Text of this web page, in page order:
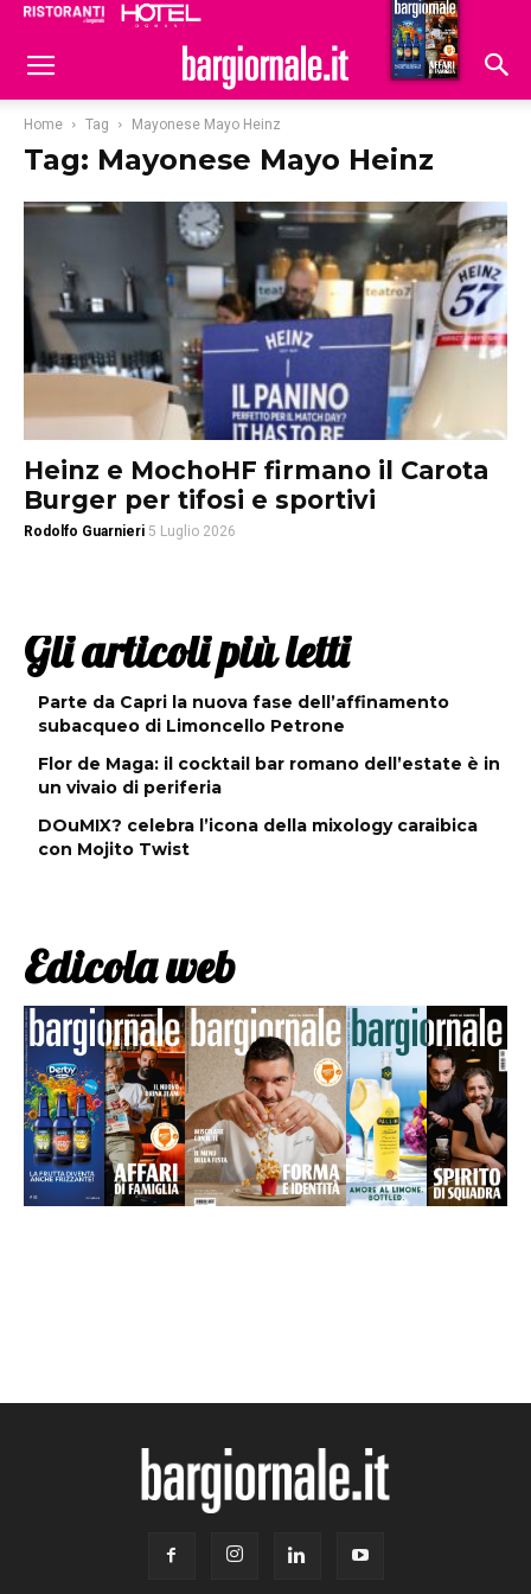
Hoteldomani
Home Tag Mayonese Mayo Heinz
Tag: Mayonese Mayo Heinz
Heinz e MochoHF firmano il Carota
Burger per tifosi e sportivi
Rodolfo Guarnieri 5 Luglio 2026
Gli articoli più letti
Parte da Capri la nuova fase dell’affinamento
subacqueo di Limoncello Petrone
Flor de Maga: il cocktail bar romano dell’estate è in
un vivaio di periferia
DOuMIX? celebra l’icona della mixology caraibica
con Mojito Twist
Edicola web